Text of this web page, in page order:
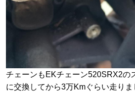
チェーンもEKチェーン520SRX2の
に交換してから3万Kmぐらい走り